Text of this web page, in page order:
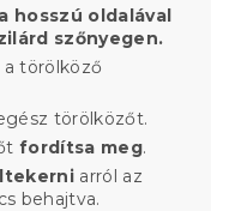
hosszú oldalával
szőnyegen.
a törölköző
törölközőt.
fordítsa meg.
arról az
behajtva.